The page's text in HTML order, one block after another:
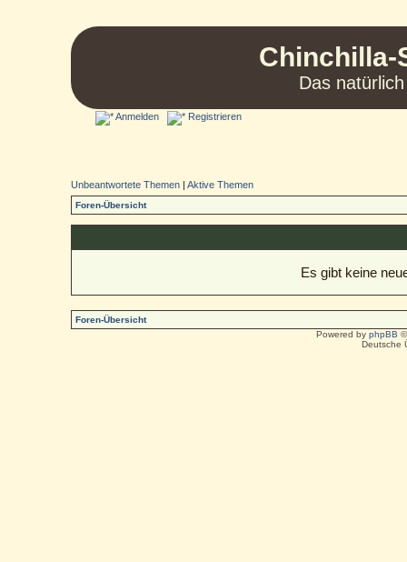
Chinchilla-
Das
Anmelden Registrieren
Unbeantwortete Themen |Aktive Themen
Foren-Übersicht
Es gibt keine
Foren-Übersicht
Powered by phpBB
Deutsche